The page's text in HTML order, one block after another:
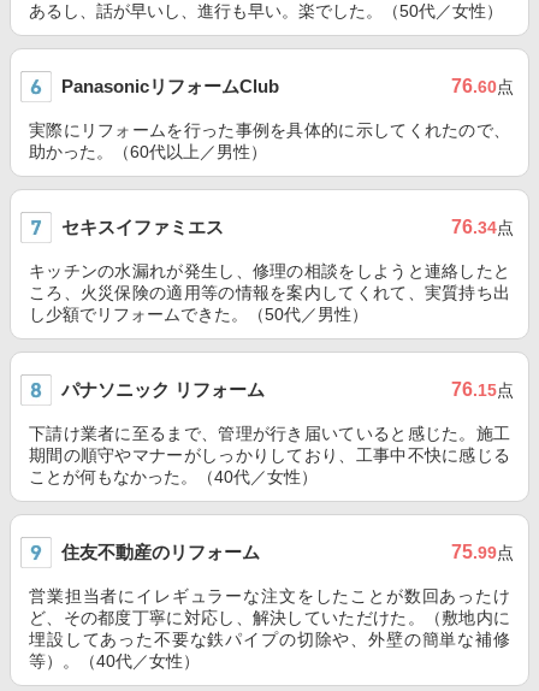
あるし、話が早いし、進行も早い。楽でした。（50代／女性）
PanasonicリフォームClub 76.60点
実際にリフォームを行った事例を具体的に示してくれたので、
助かった。（60代以上／男性）
セキスイファミエス 76.34点
キッチンの水漏れが発生し、修理の相談をしようと連絡したと
ころ、火災保険の適用等の情報を案内してくれて、実質持ち出
し少額でリフォームできた。（50代／男性）
パナソニック リフォーム 76.15点
下請け業者に至るまで、管理が行き届いていると感じた。施工
期間の順守やマナーがしっかりしており、工事中不快に感じる
ことが何もなかった。（40代／女性）
住友不動産のリフォーム 75.99点
営業担当者にイレギュラーな注文をしたことが数回あったけ
ど、その都度丁寧に対応し、解決していただけた。（敷地内に
埋設してあった不要な鉄パイプの切除や、外壁の簡単な補修
等）。（40代／女性）